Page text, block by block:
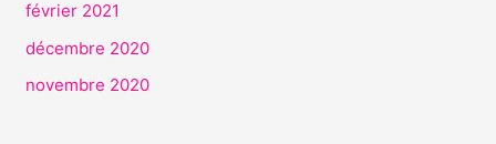
février 2021
décembre 2020
novembre 2020